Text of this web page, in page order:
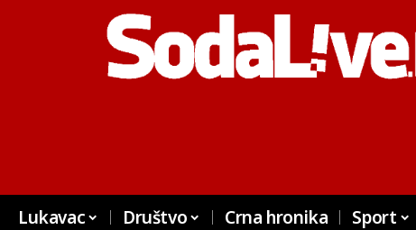
Lukavac Društvo Crna hronika Sport